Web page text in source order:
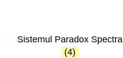
Sistemul Paradox Spectra
(4)